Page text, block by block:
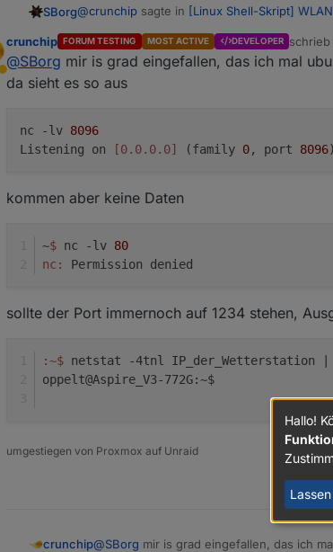
SBorg@crunchip sagte in [Linux Shell-Skript]
mit dazu geschrieben MotioneyeOS
Aber gerade da weiß man nie was alles
immer per WLAN angeschlossen? Proxmox
Aber auch auf dein Motioneye kannst du
Abwesend
crunchip FORUM TESTING MOST ACTIVE DEVELOPER schrieb
zuletzt
@SBorg mir is grad eingefallen, das ich mal
da sieht es so aus
nc -lv 8096
Listening on
[0.0.0.0] (family 0, port 8096
kommen aber keine Daten
~$ nc -lv 80
nc:
Permission denied
sollte der Port immernoch auf 1234 stehen,
:~$ netstat -4tnl IP_der_Wetterstation
oppelt@Aspire_V3-772G:~$
umgestiegen von Proxmox auf Unraid
crunchip@SBorg mir is grad eingefallen, das ich
Hallo!